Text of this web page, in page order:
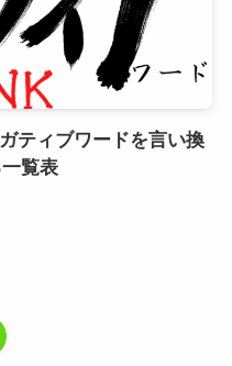
ティブワードを言い換
覧表